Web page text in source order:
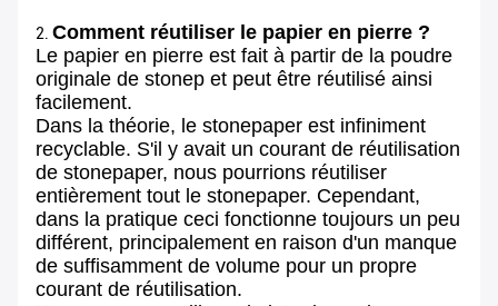
2. Comment réutiliser le papier en pierre ?
Le papier en pierre est fait à partir de la poudre
originale de stonep et peut être réutilisé ainsi
facilement.
Dans la théorie, le stonepaper est infiniment
recyclable. S'il y avait un courant de réutilisation
de stonepaper, nous pourrions réutiliser
entièrement tout le stonepaper. Cependant,
dans la pratique ceci fonctionne toujours un peu
différent, principalement en raison d'un manque
de suffisamment de volume pour un propre
courant de réutilisation.